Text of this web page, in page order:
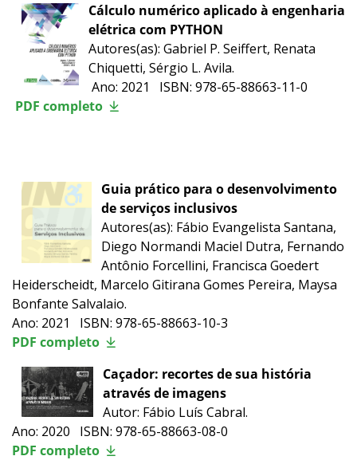
Cálculo numérico aplicado à engenharia
elétrica com PYTHON
Autores(as): Gabriel P. Seiffert, Renata
Chiquetti, Sérgio L. Avila.
Ano: 2021 ISBN: 978-65-88663-11-0
PDF completo
Guia prático para o desenvolvimento
de serviços inclusivos
Autores(as): Fábio Evangelista Santana,
Diego Normandi Maciel Dutra, Fernando
Antônio Forcellini, Francisca Goedert
Heiderscheidt, Marcelo Gitirana Gomes Pereira, Maysa
Bonfante Salvalaio.
Ano: 2021 ISBN: 978-65-88663-10-3
PDF completo
Caçador: recortes de sua história
através de imagens
Autor: Fábio Luís Cabral.
Ano: 2020 ISBN: 978-65-88663-08-0
PDF completo